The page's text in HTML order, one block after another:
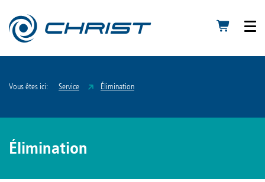
Vous êtes ici: Service Élimination
Élimination